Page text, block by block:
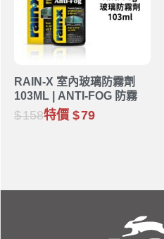
RAIN-X 室內玻璃防霧劑
103ML | ANTI-FOG 防霧
158特價 79